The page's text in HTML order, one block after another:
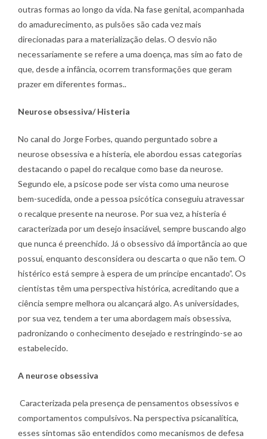
outras formas ao longo da vida. Na fase genital, acompanhada
do amadurecimento, as pulsões são cada vez mais
direcionadas para a materialização delas. O desvio não
necessariamente se refere a uma doença, mas sim ao fato de
que, desde a infância, ocorrem transformações que geram
prazer em diferentes formas..
Neurose obsessiva/ Histeria
No canal do Jorge Forbes, quando perguntado sobre a
neurose obsessiva e a histeria, ele abordou essas categorias
destacando o papel do recalque como base da neurose.
Segundo ele, a psicose pode ser vista como uma neurose
bem-sucedida, onde a pessoa psicótica conseguiu atravessar
o recalque presente na neurose. Por sua vez, a histeria é
caracterizada por um desejo insaciável, sempre buscando algo
que nunca é preenchido. Já o obsessivo dá importância ao que
possui, enquanto desconsidera ou descarta o que não tem. O
histérico está sempre à espera de um príncipe encantado”. Os
cientistas têm uma perspectiva histórica, acreditando que a
ciência sempre melhora ou alcançará algo. As universidades,
por sua vez, tendem a ter uma abordagem mais obsessiva,
padronizando o conhecimento desejado e restringindo-se ao
estabelecido.
A neurose obsessiva
Caracterizada pela presença de pensamentos obsessivos e
comportamentos compulsivos. Na perspectiva psicanalítica,
esses sintomas são entendidos como mecanismos de defesa